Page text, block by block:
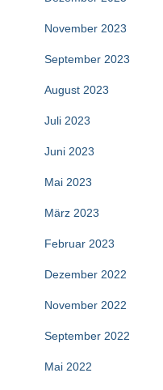
November 2023
September 2023
August 2023
Juli 2023
Juni 2023
Mai 2023
März 2023
Februar 2023
Dezember 2022
November 2022
September 2022
Mai 2022